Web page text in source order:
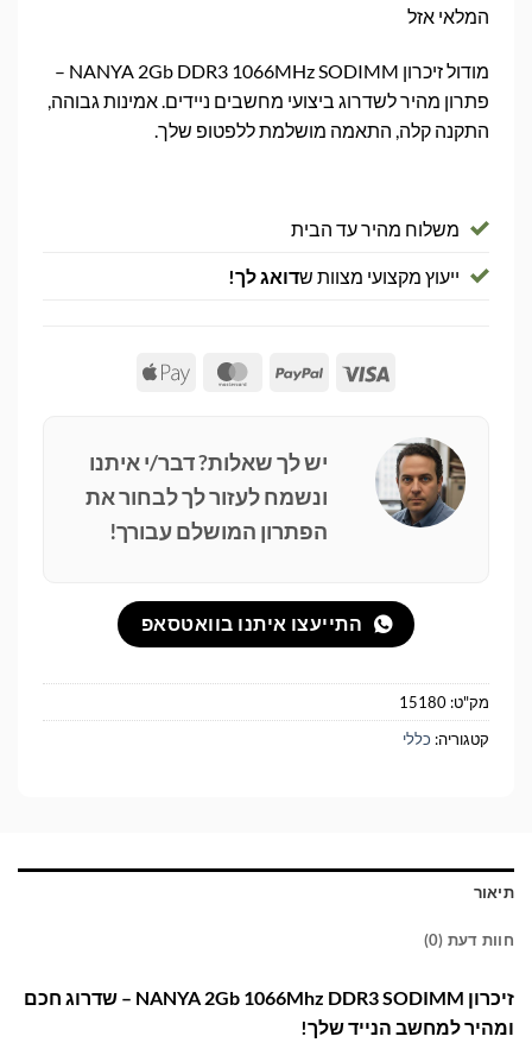
המלאי אזל
מודול זיכרון NANYA 2Gb DDR3 1066MHz SODIMM –
פתרון מהיר לשדרוג ביצועי מחשבים ניידים. אמינות גבוהה,
התקנה קלה, התאמה מושלמת ללפטופ שלך.
משלוח מהיר עד הבית
ייעוץ מקצועי מצוות שדואג לך!
Visa
PayPal
MasterCard
Apple
יש לך שאלות? דבר/י איתנו
ונשמח לעזור לך לבחור את
הפתרון המושלם עבורך!
התייעצו איתנו בוואטסאפ
מק"ט: 15180
קטגוריה: כללי
תיאור
חוות דעת (0)
זיכרון NANYA 2Gb 1066Mhz DDR3 SODIMM – שדרוג חכם
ומהיר למחשב הנייד שלך!